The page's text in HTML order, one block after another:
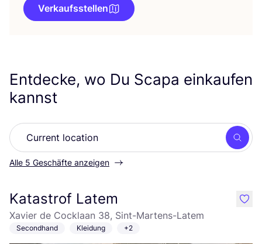
Verkaufsstellen
Entdecke, wo Du Scapa einkaufen
kannst
Alle 5 Geschäfte anzeigen
Katastrof Latem
Xavier de Cocklaan 38, Sint-Martens-Latem
Secondhand Kleidung +2
like